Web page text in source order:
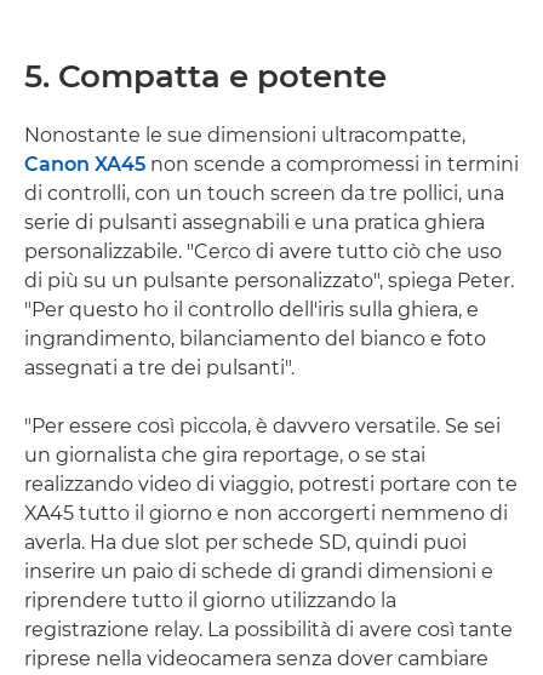
5. Compatta e potente
Nonostante le sue dimensioni ultracompatte,
Canon XA45 non scende a compromessi in termini
di controlli, con un touch screen da tre pollici, una
serie di pulsanti assegnabili e una pratica ghiera
personalizzabile. "Cerco di avere tutto ciò che uso
di più su un pulsante personalizzato", spiega Peter.
"Per questo ho il controllo dell'iris sulla ghiera, e
ingrandimento, bilanciamento del bianco e foto
assegnati a tre dei pulsanti".
"Per essere così piccola, è davvero versatile. Se sei
un giornalista che gira reportage, o se stai
realizzando video di viaggio, potresti portare con te
XA45 tutto il giorno e non accorgerti nemmeno di
averla. Ha due slot per schede SD, quindi puoi
inserire un paio di schede di grandi dimensioni e
riprendere tutto il giorno utilizzando la
registrazione relay. La possibilità di avere così tante
riprese nella videocamera senza dover cambiare